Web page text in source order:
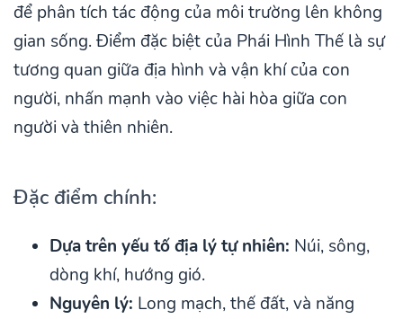
để phân tích tác động của môi trường lên không
gian sống. Điểm đặc biệt của Phái Hình Thế là sự
tương quan giữa địa hình và vận khí của con
người, nhấn mạnh vào việc hài hòa giữa con
người và thiên nhiên.
Đặc điểm chính:
Dựa trên yếu tố địa lý tự nhiên: Núi, sông,
dòng khí, hướng gió.
Nguyên lý: Long mạch, thế đất, và năng